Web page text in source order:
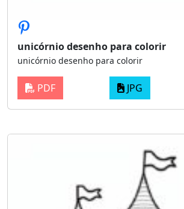
unicórnio desenho para colorir
unicórnio desenho para colorir
PDF JPG